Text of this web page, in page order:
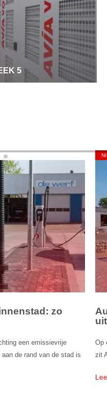
5
zo
een emissievrije
de rand van de stad is
Op
zit